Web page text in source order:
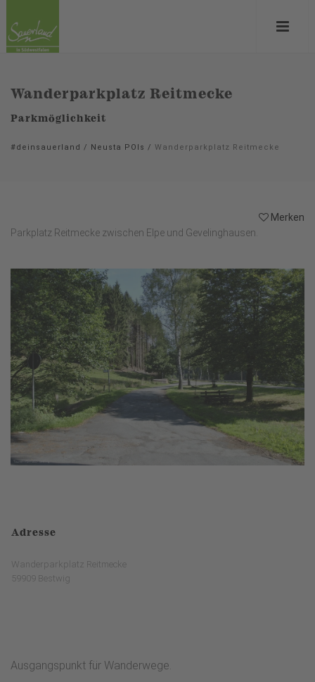
Wanderparkplatz Reitmecke
Parkmöglichkeit
#deinsauerland / Neusta POIs / Wanderparkplatz Reitmecke
Merken
Parkplatz Reitmecke zwischen Elpe und Gevelinghausen.
Adresse
Wanderparkplatz Reitmecke
59909 Bestwig
Ausgangspunkt für Wanderwege.